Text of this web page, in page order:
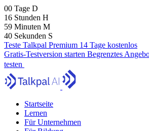
00 Tage D
16 Stunden H
59 Minuten M
40 Sekunden S
Teste Talkpal Premium 14 Tage kostenlos
Gratis-Testversion starten Begrenztes
testen
Startseite
Lernen
Für Unternehmen